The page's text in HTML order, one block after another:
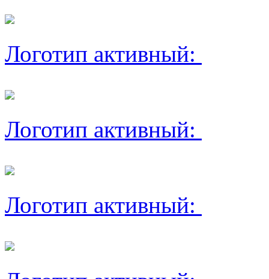
Логотип активный:
Логотип активный:
Логотип активный: